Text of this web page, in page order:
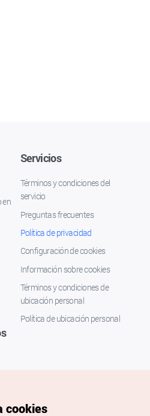
en
Servicios
Términos y condiciones del
servicio
Preguntas frecuentes
Política de privacidad
Configuración de cookies
Información sobre cookies
Términos y condiciones de
ubicación personal
Política de ubicación personal
cookies